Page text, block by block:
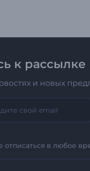
к рассылке
и новых
отписаться в любое